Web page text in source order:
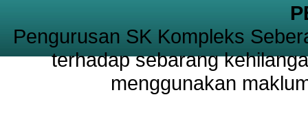
Pengurusan SK Kompleks
terhadap sebarang
menggunakan